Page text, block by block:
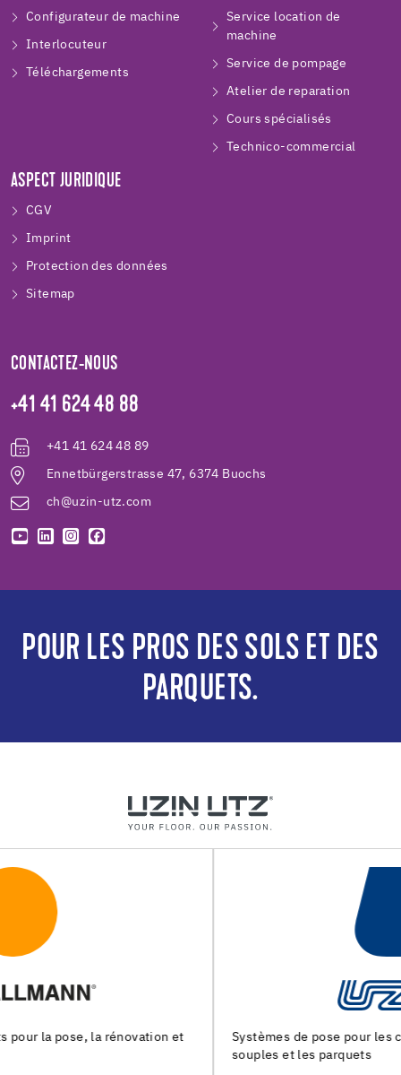
Configurateur de machine
Interlocuteur
Téléchargements
Service location de
machine
Service de pompage
Atelier de reparation
Cours spécialisés
Technico-commercial
ASPECT JURIDIQUE
CGV
Imprint
Protection des données
Sitemap
CONTACTEZ-NOUS
+41 41 624 48 88
+41 41 624 48 89
Ennetbürgerstrasse 47, 6374 Buochs
ch@uzin-utz.com
POUR LES PROS DES SOLS ET DES
PARQUETS.
Systèmes de pose pour les chapes, les revêtements de sols